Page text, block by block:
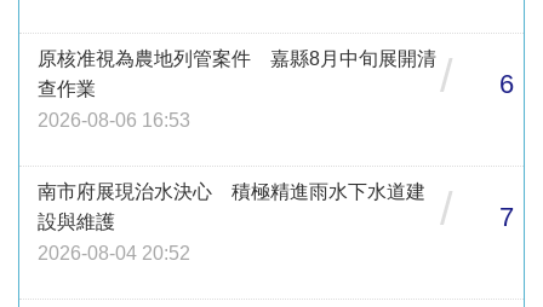
原核准視為農地列管案件 嘉縣8月中旬展開清
查作業
2026-08-06 16:53
/ 6
南市府展現治水決心 積極精進雨水下水道建
設與維護
2026-08-04 20:52
/ 7